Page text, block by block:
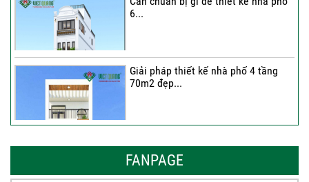
6...
Giải pháp thiết kế nhà phố 4 tầng
70m2 đẹp...
đẹp, sang...
FANPAGE